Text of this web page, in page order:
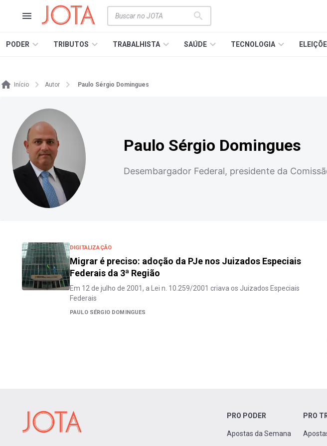
PODER TRIBUTOS TRABALHISTA SAÚDE TECNOLOGIA
Início Autor Paulo Sérgio Domingues
Paulo Sérgio Domingues
Desembargador Federal, presidente da
DIGITALIZAÇÃO
Migrar é preciso: adoção da PJe nos Juizados Especiais
Federais da 3ª Região
Em 12 de julho de 2001, a Lei n. 10.259/2001 criava os Juizados Especiais
Federais
PAULO SÉRGIO DOMINGUES
PRO PODER
Apostas da Semana
PRO